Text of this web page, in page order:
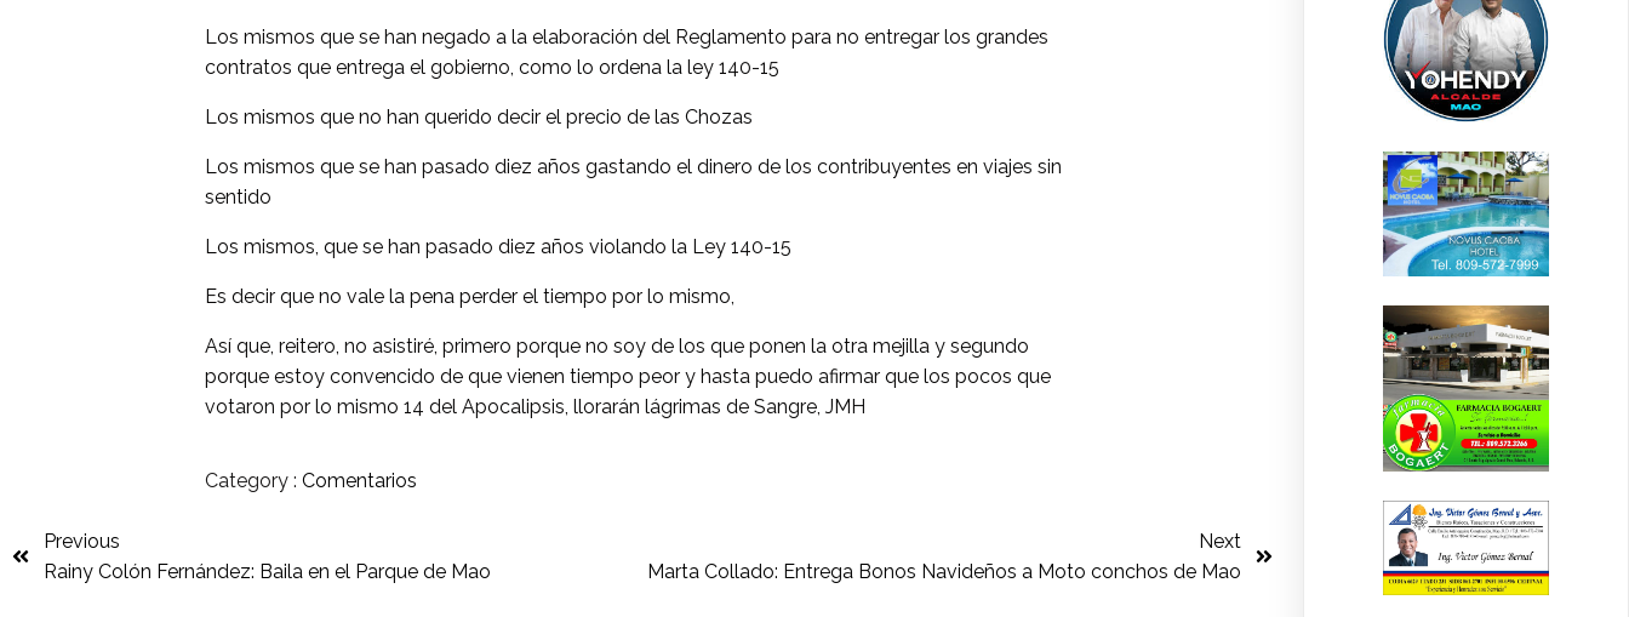
Los mismos que se han negado a la elaboración del Reglamento para no entregar los grandes
contratos que entrega el gobierno, como lo ordena la ley 140-15
Los mismos que no han querido decir el precio de las Chozas
Los mismos que se han pasado diez años gastando el dinero de los contribuyentes en viajes sin
sentido
Los mismos, que se han pasado diez años violando la Ley 140-15
Es decir que no vale la pena perder el tiempo por lo mismo,
Así que, reitero, no asistiré, primero porque no soy de los que ponen la otra mejilla y segundo
porque estoy convencido de que vienen tiempo peor y hasta puedo afirmar que los pocos que
votaron por lo mismo 14 del Apocalipsis, llorarán lágrimas de Sangre, JMH
Category : Comentarios
Previous
Rainy Colón Fernández: Baila en el Parque de Mao
Next
Marta Collado: Entrega Bonos Navideños a Moto conchos de Mao